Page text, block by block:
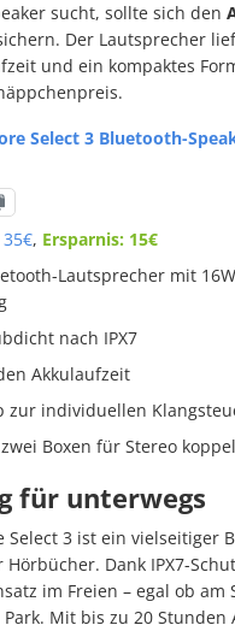
sucht, sollte sich den
Der Lautsprecher
und ein kompaktes
Select 3 Bluetooth-
35€, Ersparnis: 15€
Lautsprecher mit 16W
nach IPX7
Akkulaufzeit
zur individuellen
Boxen für Stereo
für unterwegs
Select 3 ist ein vielseitiger
Hörbücher. Dank IPX7-
im Freien – egal ob am
Mit bis zu 20 Stunden